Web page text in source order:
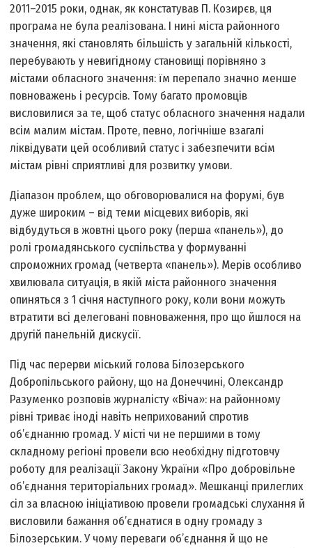
2011–2015 роки, однак, як констатував П. Козирєв, ця
програма не була реалізована. І нині міста районного
значення, які становлять більшість у загальній кількості,
перебувають у невигідному становищі порівняно з
містами обласного значення: їм перепало значно менше
повноважень і ресурсів. Тому багато промовців
висловилися за те, щоб статус обласного значення надали
всім малим містам. Проте, певно, логічніше взагалі
ліквідувати цей особливий статус і забезпечити всім
містам рівні сприя­тливі для розвитку умови.
Діапазон проблем, що обговорювалися на форумі, був
дуже широким – від теми місцевих виборів, які
відбудуться в жовтні цього року (перша «панель»), до
ролі громадянського суспільства у формуванні
спроможних громад (четверта «панель»). Мерів особливо
хвилювала ситуація, в якій міста районного значення
опиняться з 1 січня наступного року, коли вони можуть
втратити всі делеговані повноваження, про що йшлося на
другій панельній дискусії.
Під час перерви міський голова Білозерського
Добропільського району, що на Донеччині, Олександр
Разуменко розповів журналісту «Віча»: на районному
рівні триває іноді навіть неприхований спротив
об’єднанню громад. У місті чи не першими в тому
складному регіоні провели всю необхідну підготовчу
роботу для реалізації Закону України «Про добровільне
об’єднання територіальних громад». Мешканці прилеглих
сіл за власною ініціативою провели громадські слухання й
висловили бажання об’єднатися в одну громаду з
Білозерським. У чому переваги об’єднання й що не